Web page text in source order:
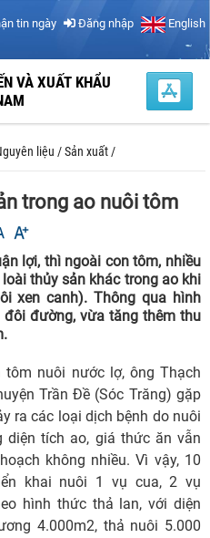
tin ngày Đăng nhập English
VÀ XUẤT KHẨU
liệu /Sản xuất /
trong ao nuôi tôm
lợi, thì ngoài con tôm, nhiều
thủy sản khác trong ao khi
xen canh). Thông qua hình
đường, vừa tăng thêm thu
nuôi nước lợ, ông Thạch
Trần Đề (Sóc Trăng) gặp
ra các loại dịch bệnh do nuôi
diện tích ao, giá thức ăn vẫn
không nhiều. Vì vậy, 10
khai nuôi 1 vụ cua, 2 vụ
hình thức thả lan, với diện
4.000m2, thả nuôi 5.000